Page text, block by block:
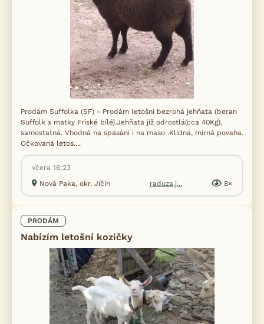
Prodám Suffolka (SF) - Prodám letošní bezrohá jehňata (beran
Suffolk x matky Fríské bílé).Jehňata již odrostlá(cca 40Kg),
samostatná. Vhodná na spásání i na maso .Klidná, mírná povaha.
Očkovaná letos....
včera 16:23
Nová Paka, okr. Jičín
raduza.j... 8×
PRODÁM
Nabízím letošní kozičky